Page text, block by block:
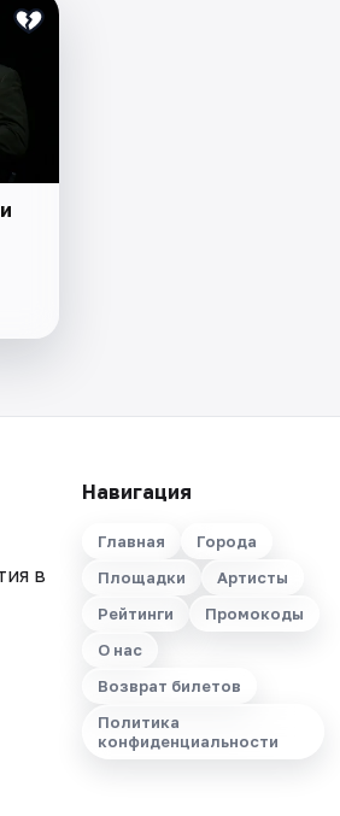
в
Навигация
Главная
Города
Площадки
Артисты
Рейтинги
Промокоды
О нас
Возврат билетов
Политика
конфиденциальности